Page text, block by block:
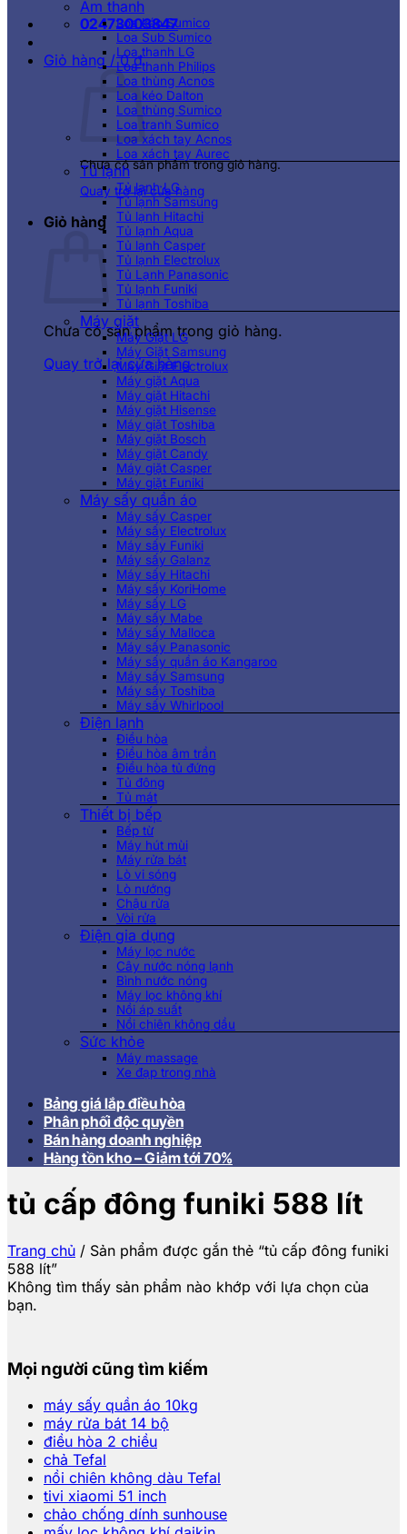
02473003847
Giỏ hàng /0₫
Chưa có sản phẩm trong giỏ hàng.
Quay trở lại cửa hàng
Giỏ hàng
Chưa có sản phẩm trong giỏ hàng.
Quay trở lại cửa hàng
Âm thanh
Loa kéo Sumico
Loa Sub Sumico
Loa thanh LG
Loa thanh Philips
Loa thùng Acnos
Loa kéo Dalton
Loa thùng Sumico
Loa tranh Sumico
Loa xách tay Acnos
Loa xách tay Aurec
Tủ lạnh
Tủ lạnh LG
Tủ lạnh Samsung
Tủ lạnh Hitachi
Tủ lạnh Aqua
Tủ lạnh Casper
Tủ lạnh Electrolux
Tủ Lạnh Panasonic
Tủ lạnh Funiki
Tủ lạnh Toshiba
Máy giặt
Máy Giặt LG
Máy Giặt Samsung
Máy Giặt Electrolux
Máy giặt Aqua
Máy giặt Hitachi
Máy giặt Hisense
Máy giặt Toshiba
Máy giặt Bosch
Máy giặt Candy
Máy giặt Casper
Máy giặt Funiki
Máy sấy quần áo
Máy sấy Casper
Máy sấy Electrolux
Máy sấy Funiki
Máy sấy Galanz
Máy sấy Hitachi
Máy sấy KoriHome
Máy sấy LG
Máy sấy Mabe
Máy sấy Malloca
Máy sấy Panasonic
Máy sấy quần áo Kangaroo
Máy sấy Samsung
Máy sấy Toshiba
Máy sấy Whirlpool
Điện lạnh
Điều hòa
Điều hòa âm trần
Điều hòa tủ đứng
Tủ đông
Tủ mát
Thiết bị bếp
Bếp từ
Máy hút mùi
Máy rửa bát
Lò vi sóng
Lò nướng
Chậu rửa
Vòi rửa
Điện gia dụng
Máy lọc nước
Cây nước nóng lạnh
Bình nước nóng
Máy lọc không khí
Nồi áp suất
Nồi chiên không dầu
Sức khỏe
Máy massage
Xe đạp trong nhà
Bảng giá lắp điều hòa
Phân phối độc quyền
Bán hàng doanh nghiệp
Hàng tồn kho – Giảm tới 70%
tủ cấp đông funiki 588 lít
Trang chủ / Sản phẩm được gắn thẻ “tủ cấp đông funiki
588 lít”
Không tìm thấy sản phẩm nào khớp với lựa chọn của
bạn.
Mọi người cũng tìm kiếm
máy sấy quần áo 10kg
máy rửa bát 14 bộ
điều hòa 2 chiều
chả Tefal
nồi chiên không dàu Tefal
tivi xiaomi 51 inch
chảo chống dính sunhouse